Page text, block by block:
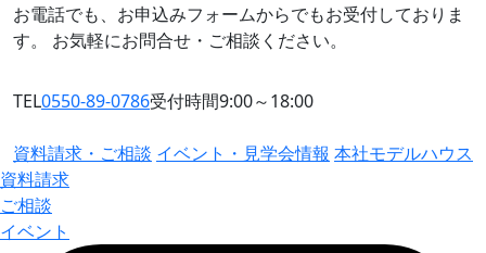
お電話でも、お申込みフォームからでもお受付しておりま
す。
お気軽にお問合せ・ご相談ください。
TEL0550-89-0786受付時間9:00～18:00
資料請求・ご相談 イベント・見学会情報 本社モデルハウス
資料請求
ご相談
イベント